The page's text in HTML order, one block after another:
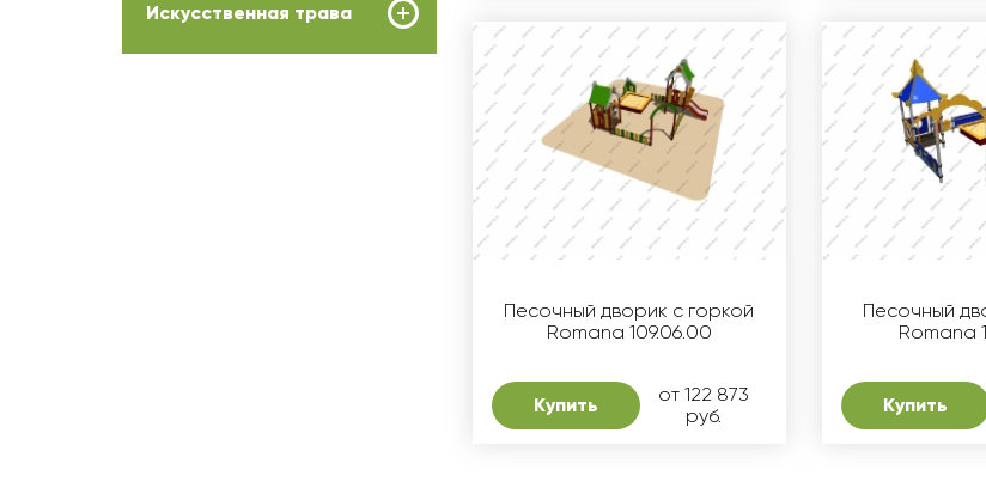
Искусственная трава
Песочный дворик с горкой
Romana 109.06.00
Купить
от 122 873
руб.
Песочный
Romana
Купить